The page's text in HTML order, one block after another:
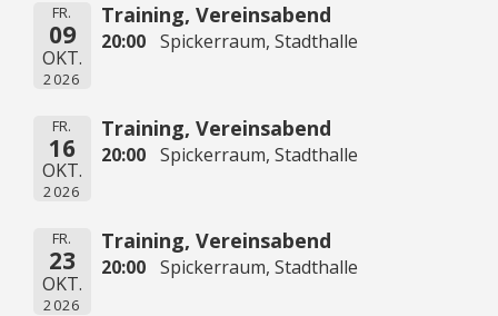
FR.
09
OKT.
2026
Training, Vereinsabend
20:00 Spickerraum, Stadthalle
FR.
16
OKT.
2026
Training, Vereinsabend
20:00 Spickerraum, Stadthalle
FR.
23
OKT.
2026
Training, Vereinsabend
20:00 Spickerraum, Stadthalle